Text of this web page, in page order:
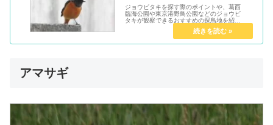
ジョウビタキを探す際のポイントや、葛西
臨海公園や東京港野鳥公園などのジョウビ
タキが観察できるおすすめの探鳥地を紹介
アマサギ